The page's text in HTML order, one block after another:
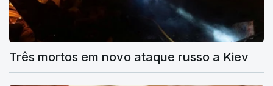
Três mortos em novo ataque russo a Kiev